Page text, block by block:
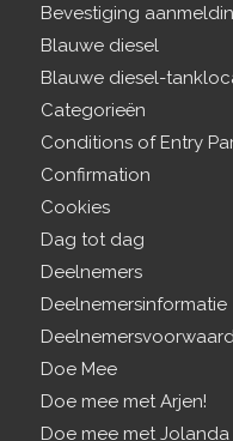
Bevestiging
Blauwe diesel
Blauwe diesel-
Categorieën
Conditions of Entry
Confirmation
Cookies
Dag tot dag
Deelnemers
Deelnemersinformatie
Doe Mee
Doe mee met Arjen!
Doe mee met Jolanda